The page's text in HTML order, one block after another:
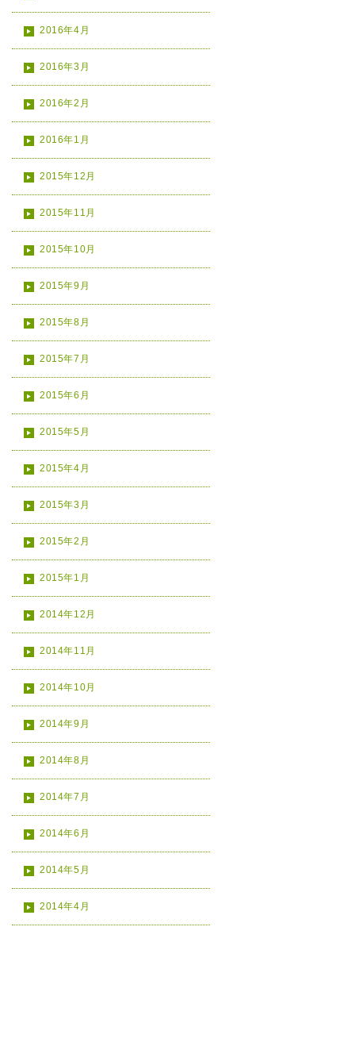
2016年4月
2016年3月
2016年2月
2016年1月
2015年12月
2015年11月
2015年10月
2015年9月
2015年8月
2015年7月
2015年6月
2015年5月
2015年4月
2015年3月
2015年2月
2015年1月
2014年12月
2014年11月
2014年10月
2014年9月
2014年8月
2014年7月
2014年6月
2014年5月
2014年4月